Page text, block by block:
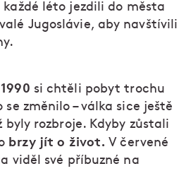
každé léto jezdili do města
Jugoslávie, aby navštívili
si chtěli pobyt trochu
změnilo – válka sice ještě
byly rozbroje. Kdyby zůstali
brzy jít o život. V červené
viděl své příbuzné na